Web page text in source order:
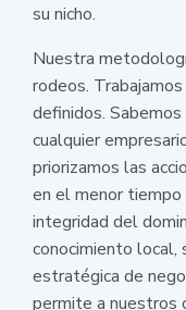
su nicho.
Nuestra
rodeos.
definidos.
cualquier
priorizamos las
en el menor tiempo
integridad del
conocimiento local,
estratégica de
permite a nuestros